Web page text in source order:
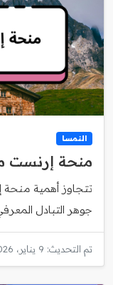
النمسا
منحة إرنست
تتجاوز أهمية
جوهر التبادل
تم التحديث: 9 يناير، 2026